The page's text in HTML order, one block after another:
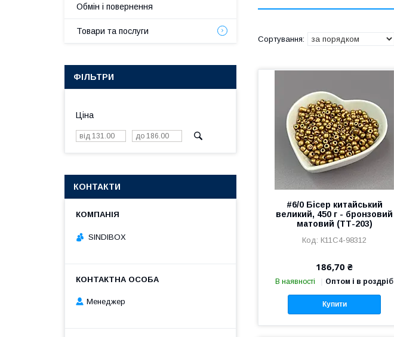
#6/0 Бісер китайський
великий, 450 г - бронзовий
матовий (ТТ-203)
К11С4-98312
186,70 ₴
В наявності Оптом і в роздріб
Купити
Обмін і повернення
Товари та послуги
ФІЛЬТРИ
Ціна
КОНТАКТИ
SINDIBOX
Менеджер